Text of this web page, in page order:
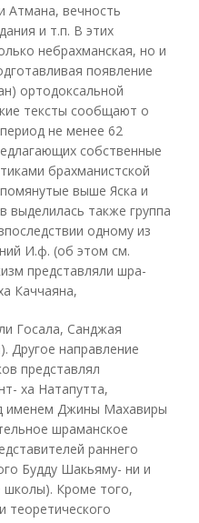
Атмана, вечность
и т.п. В этих
небрахманская, но и
появление
ортодоксальной
тексты сообщают о
не менее 62
собственные
брахманистской
выше Яска и
выделилась также группа
одному из
И.ф. (об этом см.
представляли шра-
Каччаяна,
Госала, Санджая
Другое направление
представлял
ха Натапутта,
именем Джины Махавиры
шраманское
раннего
Будду Шакьяму- ни и
школы). Кроме того,
теоретического